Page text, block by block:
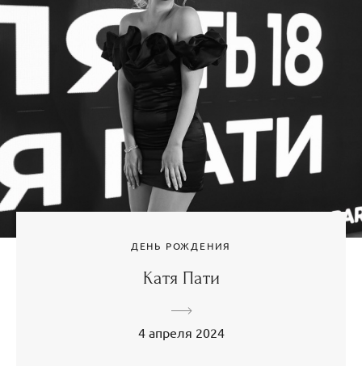
ДЕНЬ РОЖДЕНИЯ
Катя Пати
4 апреля 2024